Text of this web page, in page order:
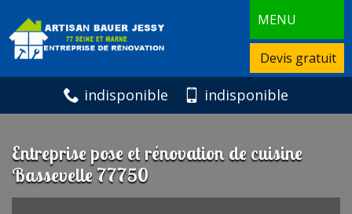
MENU
Devis gratuit
indisponible indisponible
Entreprise pose et rénovation de cuisine
Bassevelle 77750